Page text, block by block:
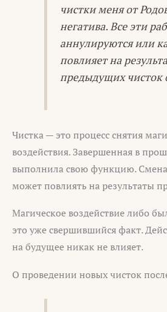
чистки меня от
негатива. Все эти
аннулируются или
повлияет на
предыдущих чисток
Чистка — это процесс снятия
воздействия. Завершенная в
выполнила свою функцию.
может повлиять на результаты
Магическое воздействие либо
это уже свершившийся факт.
на будущее никак не влияет.
О проведении новых чисток